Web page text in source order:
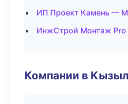
ИП Проект Камень —
ИнжСтрой Монтаж
Компании в Кызыл